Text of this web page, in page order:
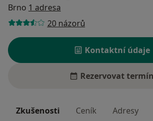
Brno 1 adresa
20 názorů
Kontaktní údaje
Rezervovat termín
Zkušenosti Ceník Adresy